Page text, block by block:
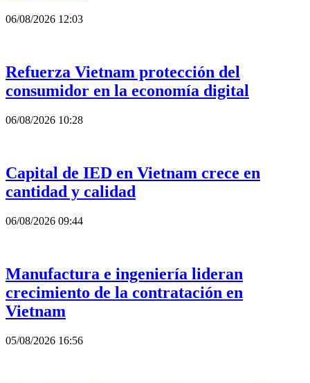
06/08/2026 12:03
Refuerza Vietnam protección del
consumidor en la economía digital
06/08/2026 10:28
Capital de IED en Vietnam crece en
cantidad y calidad
06/08/2026 09:44
Manufactura e ingeniería lideran
crecimiento de la contratación en
Vietnam
05/08/2026 16:56